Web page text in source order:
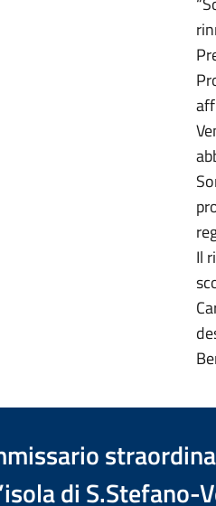
Il
di S.Stefano-